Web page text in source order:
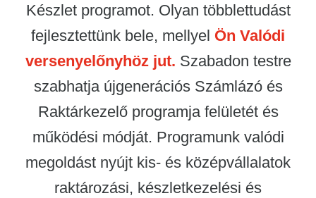
Készlet programot. Olyan többlettudást
fejlesztettünk bele, mellyel Ön Valódi
versenyelőnyhöz jut. Szabadon testre
szabhatja újgenerációs Számlázó és
Raktárkezelő programja felületét és
működési módját. Programunk valódi
megoldást nyújt kis- és középvállalatok
raktározási, készletkezelési és